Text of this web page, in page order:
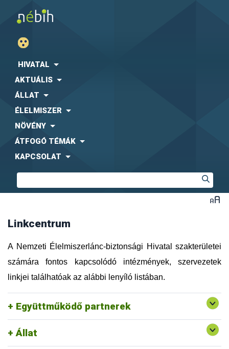
HIVATAL
AKTUÁLIS
ÁLLAT
ÉLELMISZER
NÖVÉNY
ÁTFOGÓ TÉMÁK
KAPCSOLAT
Linkcentrum
A Nemzeti Élelmiszerlánc-biztonsági Hivatal szakterületei
számára fontos kapcsolódó intézmények, szervezetek
linkjei találhatóak az alábbi lenyíló listában.
Együttműködő partnerek
Agrárgazdasági Kutató Intézet (AKI)
(FEOSZ)
Közbeszerzési Hatóság (KH)
Központi Statisztikai Hivatal (KSH)
Magyar Díszkertészek Szövetsége
Magyar Ebtartók Országos Egyesülete (MEBO)
Magyar Máltai Szeretetszolgálat
Magyar Utazási Irodák Szövetsége (MUISZ)
Nemzeti Közszolgálati Egyetem (NKE)
Intézet (OGYÉI)
Szellemi Tulajdon Nemzeti Hivatala (SZTNH)
Táplálkozás, Életmód és Testmozgás Platform
Egyesület (TÉT Platform)
Vám, Jövedéki és Adóügyi Szolgáltatók Szövetsége
(VJASZSZ)
Állat
Rendszerszervezési és Felügyeleti
Egységes Nyilvántartási és Azonosítási Rendszer